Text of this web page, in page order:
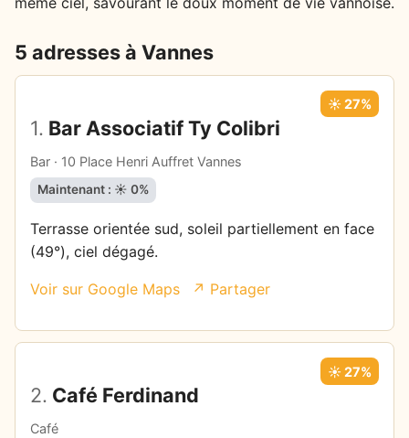
5 adresses à Vannes
1. Bar Associatif Ty Colibri
Bar · 10 Place Henri Auffret Vannes
☀️ 27%
Maintenant : ☀️ 0%
Terrasse orientée sud, soleil partiellement en face
(49°), ciel dégagé.
Voir sur Google Maps ↗ Partager
2. Café Ferdinand
Café
☀️ 27%